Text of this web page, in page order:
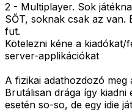
2 - Multiplayer. Sok
SŐT, soknak csak az van.
fut.
Kötelezni kéne a kiadókat/
server-applikációkat
A fizikai adathozdozó
Brutálisan drága így
esetén so-so, de egy idie